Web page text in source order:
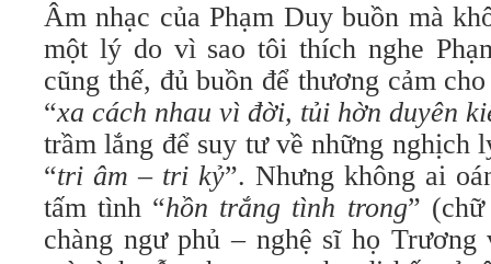
Âm nhạc của Phạm Duy buồn mà
một lý do vì sao tôi thích nghe
cũng thế, đủ buồn để thương cảm
“xa cách nhau vì đời, tủi hờn duyên
trầm lắng để suy tư về những nghịch
“tri âm – tri kỷ”. Nhưng không ai
tấm tình “hồn trắng tình trong”
chàng ngư phủ – nghệ sĩ họ